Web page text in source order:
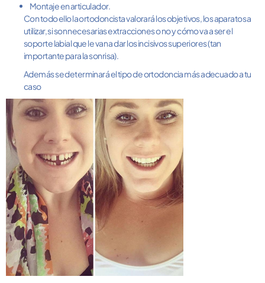
Montaje en articulador.
Con todo ello la ortodoncista valorará los objetivos, los aparatos a
utilizar, si son necesarias extracciones o no y cómo va a ser el
soporte labial que le van a dar los incisivos superiores (tan
importante para la sonrisa).
Además se determinaráel tipo de ortodonciamás adecuado a tu
caso